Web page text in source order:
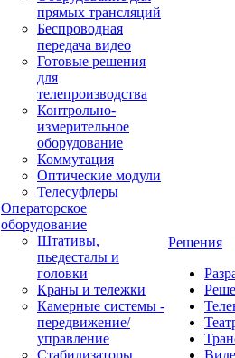
прямых трансляций
Беспроводная
передача видео
Готовые решения
для
телепроизводства
Контрольно-
измерительное
оборудование
Коммутация
Оптические модули
Телесуфлеры
Операторское
оборудование
Штативы,
пьедесталы и
головки
Краны и тележки
Камерные системы -
передвижение/
управление
Стабилизаторы
Решения